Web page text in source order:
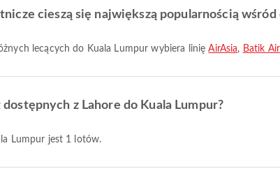
cieszą się największą popularnością
lecących do Kuala Lumpur wybiera linięAirAsia, Batik
dostępnych z Lahore do Kuala Lumpur?
Lumpur jest 1 lotów.